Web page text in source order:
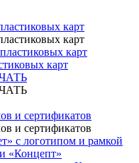
карт
карт
карт
карт
и сертификатов
и сертификатов
с логотипом и рамкой
«Концепт»